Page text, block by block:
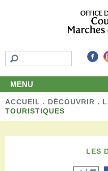
MENU
Accueil
Découvrir
Les activités de loisirs
Terroir et artisans
ACCUEIL . DÉCOUVRIR .
TOURISTIQUES
LES